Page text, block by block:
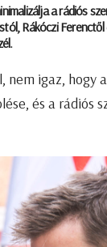
a rádiós
Rákóczi
igaz, hogy
és a rádiós